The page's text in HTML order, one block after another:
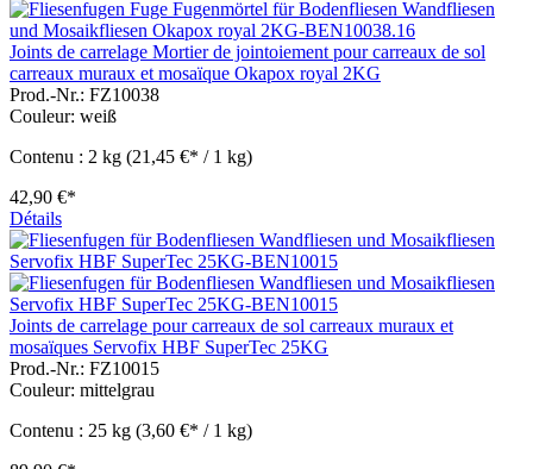
Joints de carrelage Mortier de jointoiement pour carreaux de sol
carreaux muraux et mosaïque Okapox royal 2KG
Prod.-Nr.: FZ10038
Couleur: weiß
Contenu : 2 kg (21,45 €* / 1 kg)
42,90 €*
Détails
Joints de carrelage pour carreaux de sol carreaux muraux et
mosaïques Servofix HBF SuperTec 25KG
Prod.-Nr.: FZ10015
Couleur: mittelgrau
Contenu : 25 kg (3,60 €* / 1 kg)